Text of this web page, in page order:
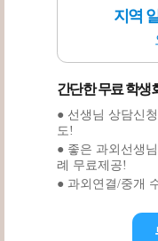
지역
간단한 무료 학생
● 선생님 상담신
도!
● 좋은 과외선생
례 무료제공!
● 과외연결/중개